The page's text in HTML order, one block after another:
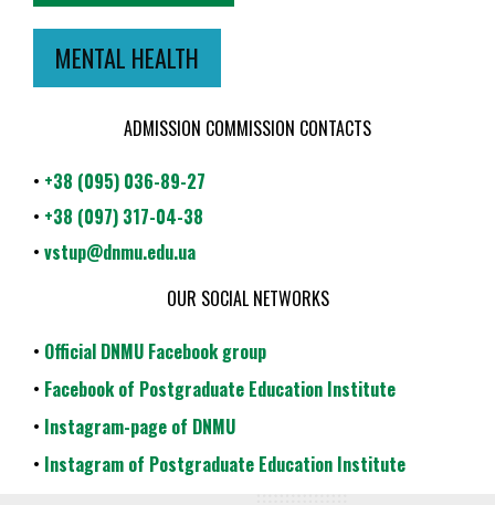
MENTAL HEALTH
ADMISSION COMMISSION CONTACTS
• +38 (095) 036-89-27
• +38 (097) 317-04-38
• vstup@dnmu.edu.ua
OUR SOCIAL NETWORKS
• Official DNMU Facebook group
• Facebook of Postgraduate Education Institute
• Instagram-page of DNMU
• Instagram of Postgraduate Education Institute